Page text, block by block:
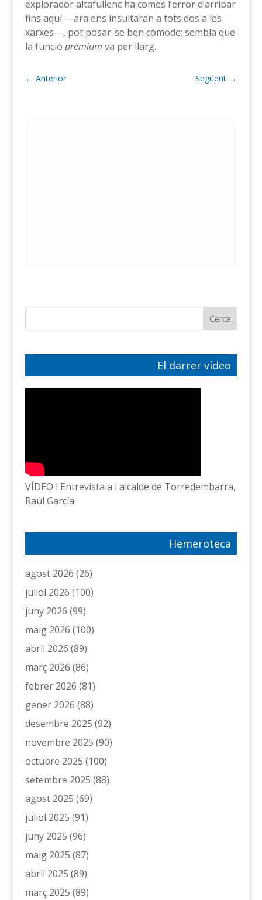
explorador altafullenc ha comès l’error d’arribar
fins aquí —ara ens insultaran a tots dos a les
xarxes—, pot posar-se ben còmode: sembla que
la funció prèmium va per llarg.
← Anterior Següent →
El darrer vídeo
VÍDEO l Entrevista a l'alcalde de Torredembarra,
Raúl García
Hemeroteca
agost 2026 (26)
juliol 2026 (100)
juny 2026 (99)
maig 2026 (100)
abril 2026 (89)
març 2026 (86)
febrer 2026 (81)
gener 2026 (88)
desembre 2025 (92)
novembre 2025 (90)
octubre 2025 (100)
setembre 2025 (88)
agost 2025 (69)
juliol 2025 (91)
juny 2025 (96)
maig 2025 (87)
abril 2025 (89)
març 2025 (89)